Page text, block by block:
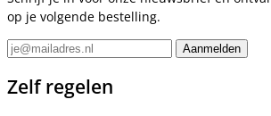
op je volgende bestelling.
Zelf regelen